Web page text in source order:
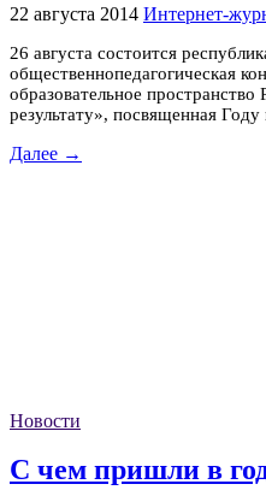
22 августа 2014 Интернет-
26 августа состоится
общественно­педагогическая
образовательное
результату», посвященная Году
Далее →
Новости
С чем пришли в